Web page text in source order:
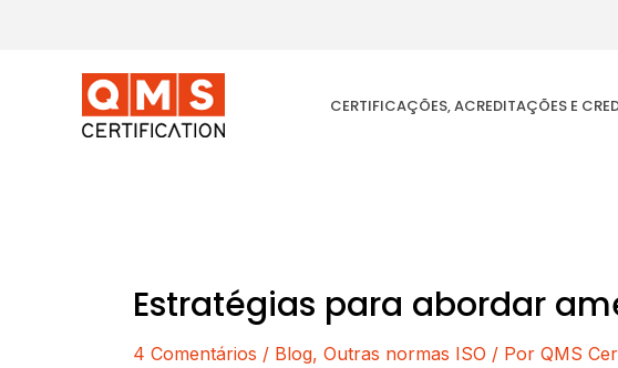
CERTIFICAÇÕES, ACREDITAÇÕES E
Estratégias para abordar
4 Comentários / Blog, Outras normas ISO / Por QMS
Estratégias
abordar